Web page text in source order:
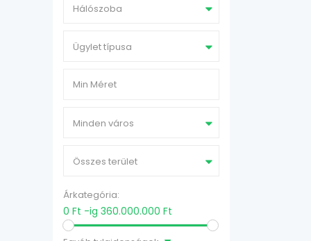
Hálószoba
Ügylet típusa
Minden város
Összes terület
Árkategória:
0 Ft -ig 360.000.000 Ft